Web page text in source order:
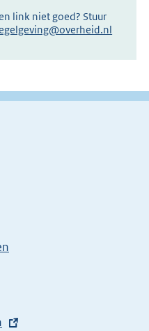
link niet goed? Stuur